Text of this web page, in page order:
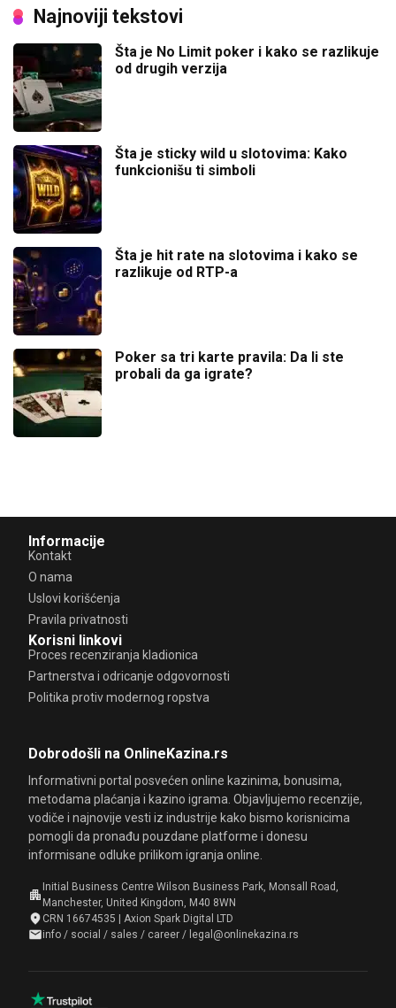
Najnoviji tekstovi
Šta je No Limit poker i kako se razlikuje
od drugih verzija
Šta je sticky wild u slotovima: Kako
funkcionišu ti simboli
Šta je hit rate na slotovima i kako se
razlikuje od RTP-a
Poker sa tri karte pravila: Da li ste
probali da ga igrate?
Informacije
Kontakt
O nama
Uslovi korišćenja
Pravila privatnosti
Korisni linkovi
Proces recenziranja kladionica
Partnerstva i odricanje odgovornosti
Politika protiv modernog ropstva
Dobrodošli na OnlineKazina.rs
Informativni portal posvećen online kazinima, bonusima,
metodama plaćanja i kazino igrama. Objavljujemo recenzije,
vodiče i najnovije vesti iz industrije kako bismo korisnicima
pomogli da pronađu pouzdane platforme i donesu
informisane odluke prilikom igranja online.
Initial Business Centre Wilson Business Park, Monsall Road,
Manchester, United Kingdom, M40 8WN
CRN 16674535 | Axion Spark Digital LTD
info / social / sales / career / legal@onlinekazina.rs